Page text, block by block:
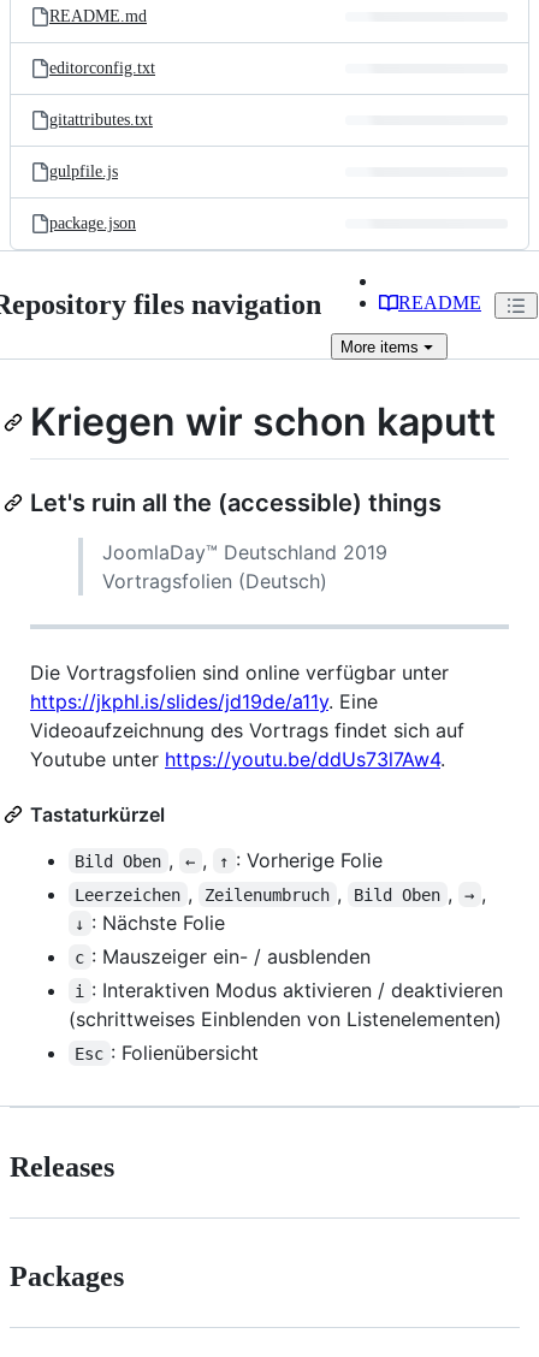
README.md
editorconfig.txt
gitattributes.txt
gulpfile.js
package.json
files navigation README
More items
Kriegen wir schon kaputt
Let's ruin all the (accessible) things
JoomlaDay™ Deutschland 2019
Vortragsfolien (Deutsch)
Die Vortragsfolien sind online verfügbar unter
https://jkphl.is/slides/jd19de/a11y. Eine
Videoaufzeichnung des Vortrags findet sich auf
Youtube unter https://youtu.be/ddUs73l7Aw4.
Tastaturkürzel
Bild Oben , ← , ↑ : Vorherige Folie
Leerzeichen , Zeilenumbruch , Bild Oben , → ,
↓ : Nächste Folie
c : Mauszeiger ein- / ausblenden
i
: Interaktiven Modus aktivieren / deaktivieren
(schrittweises Einblenden von Listenelementen)
Esc : Folienübersicht
Releases
Packages